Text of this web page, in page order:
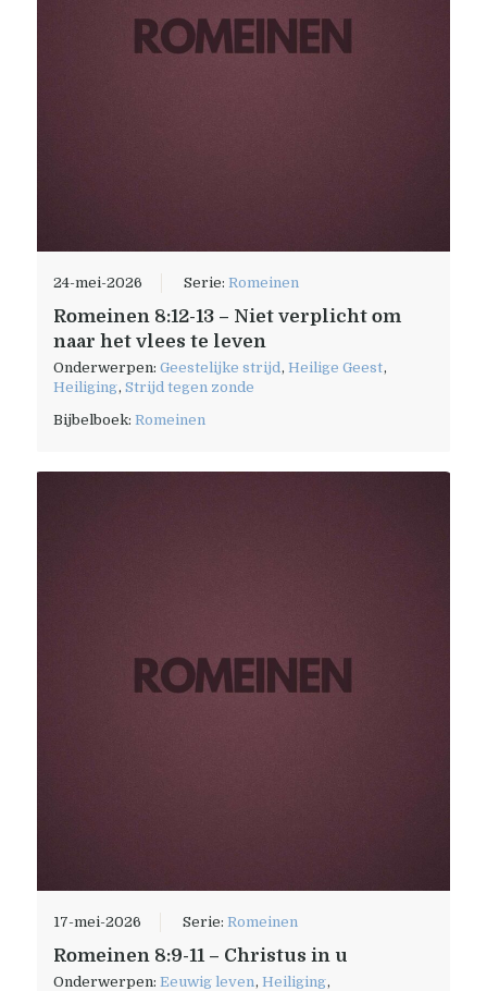
24-mei-2026 Serie:Romeinen
Romeinen 8:12-13 – Niet verplicht om
naar het vlees te leven
Onderwerpen:Geestelijke strijd,Heilige Geest,
Heiliging,Strijd tegen zonde
Bijbelboek:Romeinen
17-mei-2026 Serie:Romeinen
Romeinen 8:9-11 – Christus in u
Onderwerpen:Eeuwig leven ,Heiliging,